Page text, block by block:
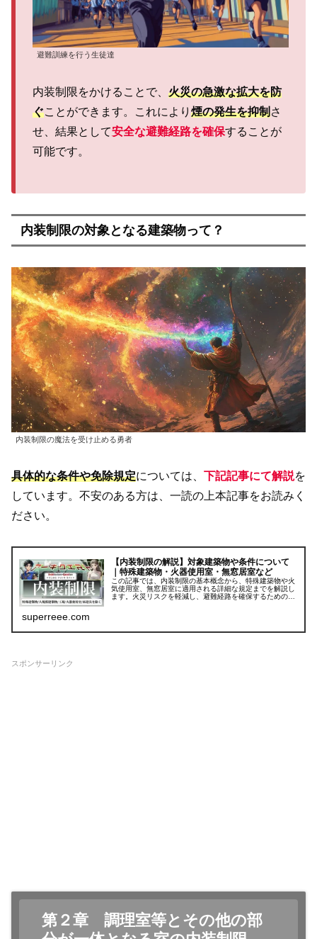
避難訓練を行う生徒達
内装制限をかけることで、 火災の急激な拡大を防
ぐことができます。これにより 煙の発生を抑制さ
せ、結果として安全な避難経路を確保することが
可能です。
内装制限の対象となる建築物って？
内装制限の魔法を受け止める勇者
具体的な条件や免除規定については、 下記記事にて解説を
しています。不安のある方は、一読の上本記事をお読みく
ださい。
【内装制限の解説】対象建築物や条件について
｜特殊建築物・火器使用室・無窓居室など
この記事では、内装制限の基本概念から、特殊建築物や火
気使用室、無窓居室に適用される詳細な規定までを解説し
ます。火災リスクを軽減し、避難経路を確保するための内
superreee.com
スポンサーリンク
第２章 調理室等とその他の部